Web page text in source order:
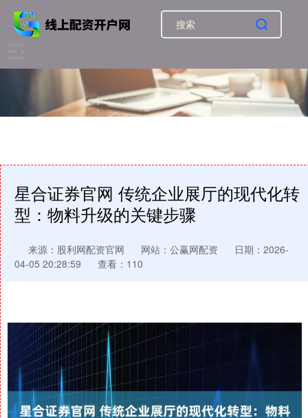
星合证券官网 传统企业展厅的现代化转
型：物料升级的关键步骤
来源：股利网配资官网 网站：公赢网配资
日期：2026-
04-05 20:28:59
查看：110